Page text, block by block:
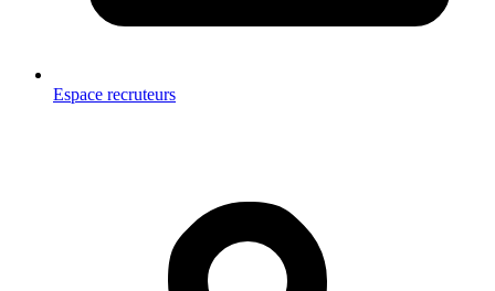
Espace recruteurs